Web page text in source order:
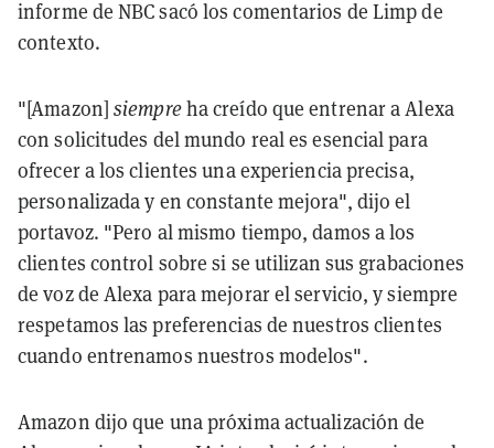
informe de NBC sacó los comentarios de Limp de
contexto.
"[Amazon] siempreha creído que entrenar a Alexa
con solicitudes del mundo real es esencial para
ofrecer a los clientes una experiencia precisa,
personalizada y en constante mejora", dijo el
portavoz. "Pero al mismo tiempo, damos a los
clientes control sobre si se utilizan sus grabaciones
de voz de Alexa para mejorar el servicio, y siempre
respetamos las preferencias de nuestros clientes
cuando entrenamos nuestros modelos".
Amazon dijo que una próxima actualización de